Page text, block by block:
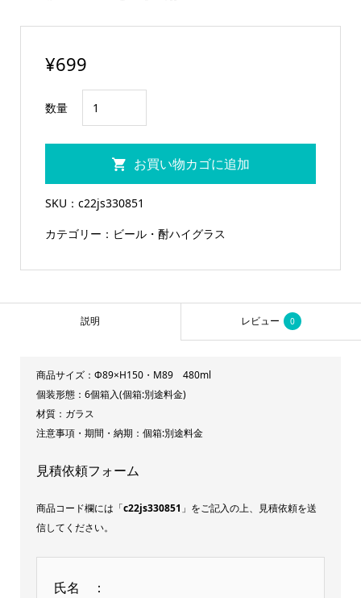
¥699
数量
ラ
フ
ア
グ
1
パ
ン
ト
480ml
(国
お買い物カゴに追加
SKU： c22js330851
カテゴリー： ビール・酎ハイグラス
説明 レビュー 0
商品サイズ：Φ89×H150・M89 480ml
個装形態：6個箱入(個箱:別途料金)
材質：ガラス
注意事項・期間・納期：個箱:別途料金
見積依頼フォーム
商品コード欄には「c22js330851」をご記入の上、見積依頼を送
信してください。
氏名 ：